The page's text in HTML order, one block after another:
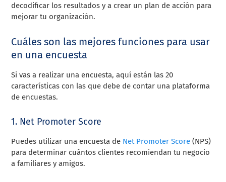
decodificar los resultados y a crear un plan de acción para
mejorar tu organización.
Cuáles son las mejores funciones para usar
en una encuesta
Si vas a realizar una encuesta, aquí están las 20
características con las que debe de contar una plataforma
de encuestas.
1. Net Promoter Score
Puedes utilizar una encuesta de Net Promoter Score (NPS)
para determinar cuántos clientes recomiendan tu negocio
a familiares y amigos.